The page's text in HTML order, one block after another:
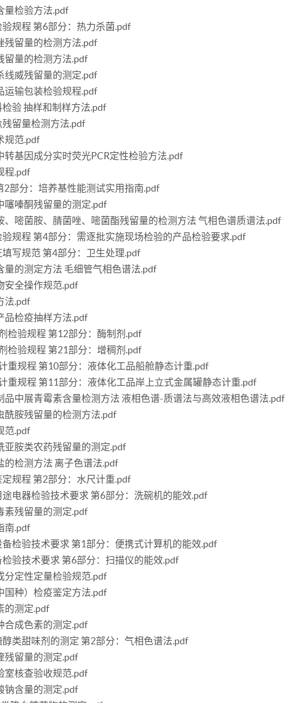
量检验方法.pdf
规程 第6部分：热力杀菌.pdf
残留量的检测方法.pdf
留量的检测方法.pdf
线威残留量的测定.pdf
运输包装检验规程.pdf
验 抽样和制样方法.pdf
留量检测方法.pdf
规范.pdf
基因成分实时荧光PCR定性检验方法.pdf
程.pdf
2部分：培养基性能测试实用指南.pdf
噻嗪酮残留量的测定.pdf
、嘧菌胺、腈菌唑、嘧菌酯残留量的检测方法 气相色谱质谱法.pdf
规程 第4部分：需逐批实施现场检验的产品检验要求.pdf
写规范 第4部分：卫生处理.pdf
量的测定方法 毛细管气相色谱法.pdf
安全操作规范.pdf
法.pdf
品检疫抽样方法.pdf
检验规程 第12部分：酶制剂.pdf
检验规程 第21部分：增稠剂.pdf
重规程 第10部分：液体化工品船舱静态计重.pdf
重规程 第11部分：液体化工品岸上立式金属罐静态计重.pdf
品中展青霉素含量检测方法 液相色谱-质谱法与高效液相色谱法.pdf
酰胺残留量的检测方法.pdf
范.pdf
亚胺类农药残留量的测定.pdf
的检测方法 离子色谱法.pdf
规程 第2部分：水尺计重.pdf
电器检验技术要求 第6部分：洗碗机的能效.pdf
素残留量的测定.pdf
南.pdf
检验技术要求 第1部分：便携式计算机的能效.pdf
验技术要求 第6部分：扫描仪的能效.pdf
分定性定量检验规范.pdf
国种）检疫鉴定方法.pdf
的测定.pdf
合成色素的测定.pdf
类甜味剂的测定 第2部分：气相色谱法.pdf
残留量的测定.pdf
室核查验收规范.pdf
钠含量的测定.pdf